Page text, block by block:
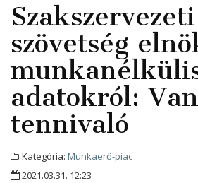
Szakszervezeti
szövetség
adatokról:
tennivaló
Kategória: Munkaerő-piac
2021.03.31. 12:23